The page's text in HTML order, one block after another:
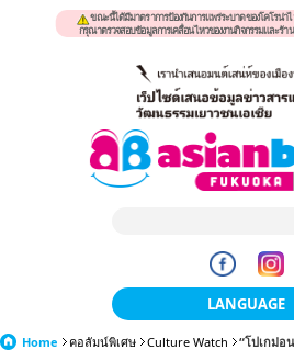
ขณะนี้ได้มีมาตราการป้องกันการแพร่ระบาดของโคโรน่า
กรุณาตรวจสอบข้อมูลการเคลื่อนไหวของงานกิจกรรมและร้า
LANGUAGE
日本語
Home คอลัมน์พิเศษ Culture Watch “โปเกม่อ